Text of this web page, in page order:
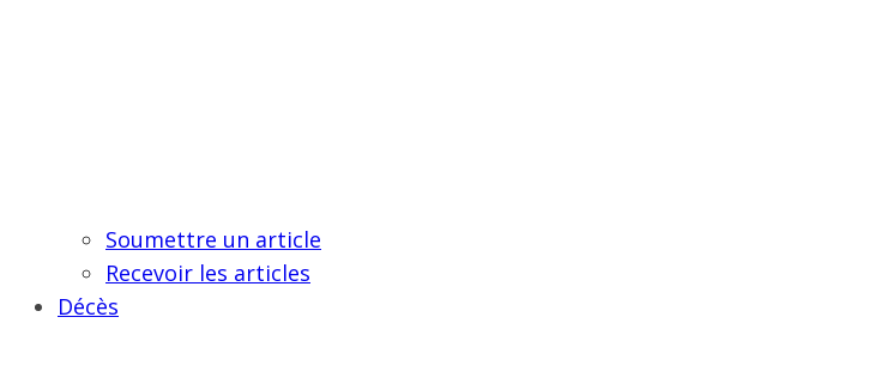
Soumettre un article
Recevoir les articles
Décès